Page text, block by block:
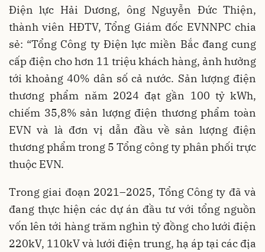
Điện lực Hải Dương, ông Nguyễn Đức Thiện,
thành viên HĐTV, Tổng Giám đốc EVNNPC chia
sẻ: “Tổng Công ty Điện lực miền Bắc đang cung
cấp điện cho hơn 11 triệu khách hàng, ảnh hưởng
tới khoảng 40% dân số cả nước. Sản lượng điện
thương phẩm năm 2024 đạt gần 100 tỷ kWh,
chiếm 35,8% sản lượng điện thương phẩm toàn
EVN và là đơn vị dẫn đầu về sản lượng điện
thương phẩm trong 5 Tổng công ty phân phối trực
thuộc EVN.
Trong giai đoạn 2021–2025, Tổng Công ty đã và
đang thực hiện các dự án đầu tư với tổng nguồn
vốn lên tới hàng trăm nghìn tỷ đồng cho lưới điện
220kV, 110kV và lưới điện trung, hạ áp tại các địa